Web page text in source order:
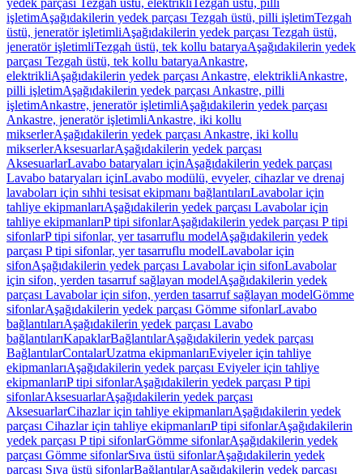
yedek parçası Tezgah üstü, elektrikli Tezgah üstü, pilli
işletimAşağıdakilerin yedek parçası Tezgah üstü, pilli işletimTezgah
üstü, jeneratör işletimliAşağıdakilerin yedek parçası Tezgah üstü,
jeneratör işletimliTezgah üstü, tek kollu bataryaAşağıdakilerin yedek
parçası Tezgah üstü, tek kollu bataryaAnkastre,
elektrikliAşağıdakilerin yedek parçası Ankastre, elektrikliAnkastre,
pilli işletimAşağıdakilerin yedek parçası Ankastre, pilli
işletimAnkastre, jeneratör işletimliAşağıdakilerin yedek parçası
Ankastre, jeneratör işletimliAnkastre, iki kollu
mikserlerAşağıdakilerin yedek parçası Ankastre, iki kollu
mikserlerAksesuarlarAşağıdakilerin yedek parçası
AksesuarlarLavabo bataryaları içinAşağıdakilerin yedek parçası
Lavabo bataryaları içinLavabo modülü, evyeler, cihazlar ve drenaj
lavaboları için sıhhi tesisat ekipmanı bağlantılarıLavabolar için
tahliye ekipmanlarıAşağıdakilerin yedek parçası Lavabolar için
tahliye ekipmanlarıP tipi sifonlarAşağıdakilerin yedek parçası P tipi
sifonlarP tipi sifonlar, yer tasarruflu modelAşağıdakilerin yedek
parçası P tipi sifonlar, yer tasarruflu modelLavabolar için
sifonAşağıdakilerin yedek parçası Lavabolar için sifonLavabolar
için sifon, yerden tasarruf sağlayan modelAşağıdakilerin yedek
parçası Lavabolar için sifon, yerden tasarruf sağlayan modelGömme
sifonlarAşağıdakilerin yedek parçası Gömme sifonlarLavabo
bağlantılarıAşağıdakilerin yedek parçası Lavabo
bağlantılarıKapaklarBağlantılarAşağıdakilerin yedek parçası
BağlantılarContalarUzatma ekipmanlarıEviyeler için tahliye
ekipmanlarıAşağıdakilerin yedek parçası Eviyeler için tahliye
ekipmanlarıP tipi sifonlarAşağıdakilerin yedek parçası P tipi
sifonlarAksesuarlarAşağıdakilerin yedek parçası
AksesuarlarCihazlar için tahliye ekipmanlarıAşağıdakilerin yedek
parçası Cihazlar için tahliye ekipmanlarıP tipi sifonlarAşağıdakilerin
yedek parçası P tipi sifonlarGömme sifonlarAşağıdakilerin yedek
parçası Gömme sifonlarSıva üstü sifonlarAşağıdakilerin yedek
parçası Sıva üstü sifonlarBağlantılarAşağıdakilerin yedek parçası